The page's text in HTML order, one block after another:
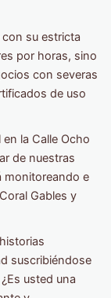
su estricta
por horas, sino
con severas
de uso
la Calle Ocho
de nuestras
monitoreando e
Gables y
suscribiéndose
¿Es usted una